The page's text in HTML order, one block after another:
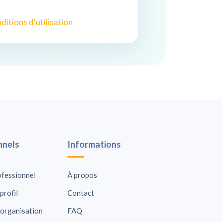
d'utilisation
Informations
À propos
Contact
FAQ